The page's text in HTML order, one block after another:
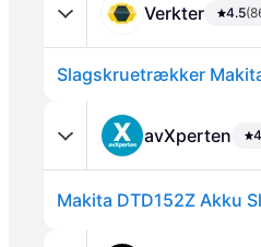
Verkter 4.5
avXperten
Makita DTD152Z Akku